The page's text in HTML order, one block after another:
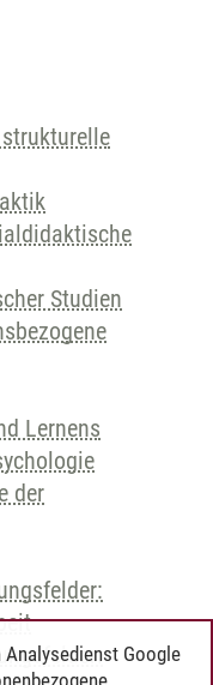
Studien
Lernens
der
Analysedienst Google